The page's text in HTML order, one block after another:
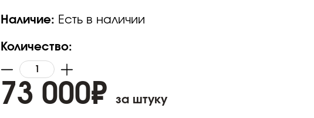
Наличие: Есть в наличии
Количество:
73 000₽ за штуку